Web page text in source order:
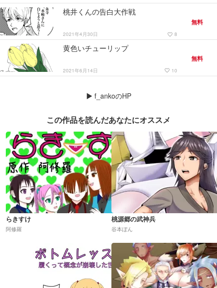
桃井くんの告白大作戦
2021年4月30日 favorite_border 8
無料
黄色いチューリップ
2021年6月14日 favorite_border 10
無料
▶ f_ankoのHP
この作品を読んだあなたにオススメ
らきすけ
阿修羅
桃源郷の武神兵
谷本ぼん